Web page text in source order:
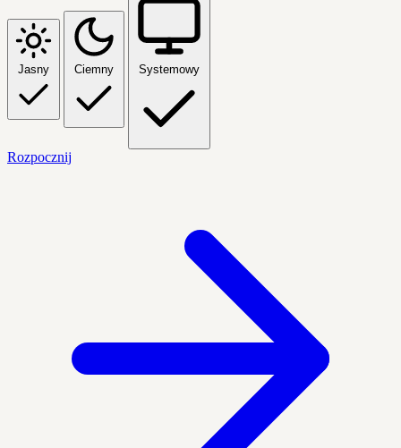
Jasny Ciemny Systemowy
Rozpocznij